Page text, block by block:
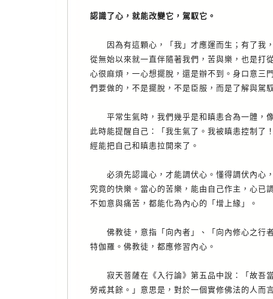
認識了心，就能改變它，駕馭它。
因為有這顆心，「我」才應運而生；有了我，
從無始以來就一直伴隨著我們，苦與樂，也是打
心很麻煩，一心想擺脫，還是辦不到。身口意三
們要做的，不是擺脫，不是臣服，而是了解與駕
平常生氣時，我們幾乎是和瞋恚合為一體，
此時能提醒自己：「我生氣了。我被瞋恚控制了
經能把自己和瞋恚拉開來了。
必須先認識心，才能調伏心。懂得調伏內心
究竟的快樂。當心的苦樂，能由自己作主，心已
不如意與痛苦，都能化為內心的「增上緣」。
佛教徒，意指「向內者」、「向內修心之行
特伽羅。佛教徒，都應修習內心。
寂天菩薩在《入行論》第五品中說：「故吾
勞戒其餘。」意思是，對於一個實修佛法的人而